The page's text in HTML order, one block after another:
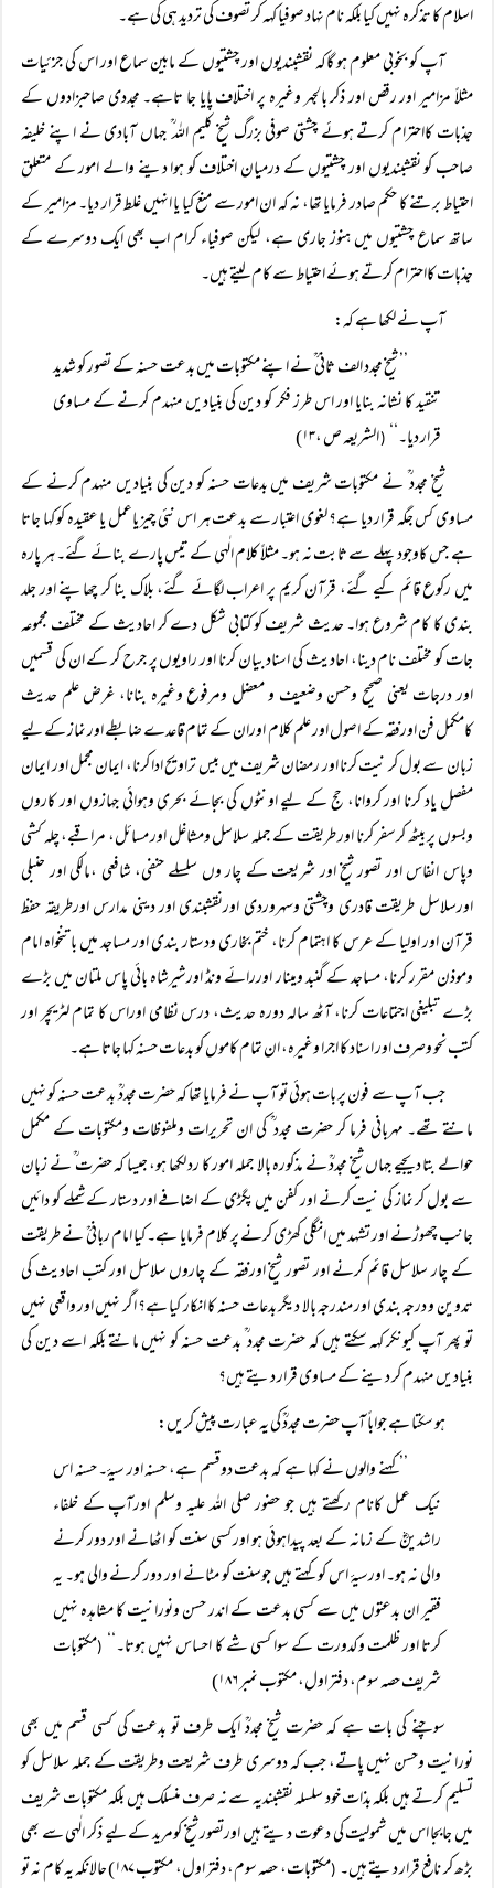
اسلام کا تذکرہ نہیں کیا بلکہ نام نہاد صوفیا کہہ کر تصوف کی تردید ہی کی ہے۔
آپ کو بخوبی معلوم ہو گاکہ نقشبندیوں اور چشتیوں کے مابین سماع اور اس کی جزئیات
مثلاً مزامیر اور رقص اور ذکر بالجہر وغیرہ پر اختلاف پایا جا تاہے۔ مجددی صاحبزادوں کے
جذبات کااحترام کرتے ہوئے چشتی صوفی بزرگ شیخ کلیم اللہ ؒ جہاں آبادی نے اپنے خلیفہ
صاحب کو نقشبندیوں اور چشتیوں کے درمیان اختلاف کو ہوا دینے والے امور کے متعلق
احتیاط برتنے کا حکم صادر فرمایا تھا، نہ کہ ان امور سے منع کیا یا انہیں غلط قرار دیا۔ مزامیر کے
ساتھ سماع چشتیوں میں ہنوز جاری ہے، لیکن صوفیاء کرام اب بھی ایک دوسرے کے
جذبات کااحترام کرتے ہوئے احتیاط سے کام لیتے ہیں۔
آپ نے لکھا ہے کہ:
’’ شیخ مجدد الف ثانی ؒ نے اپنے مکتوبات میں بدعت حسنہ کے تصور کو شدید
تنقید کا نشانہ بنایا اور اس طرز فکر کو دین کی بنیادیں منہدم کرنے کے مساوی
قرار دیا۔‘‘
(الشریعہ ص ،۱۳)
شیخ مجدد ؒ نے مکتوبات شریف میں بدعات حسنہ کو دین کی بنیادیں منہدم کرنے کے
مساوی کس جگہ قرار دیا ہے؟ لغوی اعتبار سے بدعت ہر اس نئی چیز یاعمل یا عقیدہ کو کہا جاتا
ہے جس کاوجود پہلے سے ثابت نہ ہو۔ مثلاً کلام الٰہی کے تیس پارے بنائے گئے۔ ہر پارہ
میں رکوع قائم کیے گئے، قرآن کریم پر اعراب لگائے گئے، بلاک بنا کر چھاپنے اور جلد
بندی کا کام شروع ہوا۔ حدیث شریف کو کتابی شکل دے کر احادیث کے مختلف مجموعہ
جات کو مختلف نام دینا، احادیث کی اسناد بیان کرنا اور راویوں پر جرح کر کے ان کی قسمیں
اور درجات یعنی صحیح وحسن وضعیف و معضل ومرفوع وغیرہ بنانا، غرض علم حدیث
کامکمل فن اورفقہ کے اصول اور علم کلام اوران کے تمام قاعدے ضابطے اور نماز کے لیے
زبان سے بول کر نیت کرنا اور رمضان شریف میں بیس تراویح ادا کرنا، ایمان مجمل اور ایمان
مفصل یاد کرنا اور کروانا، حج کے لیے اونٹوں کی بجائے بحری وہوائی جہازوں اور کاروں
وبسوں پر بیٹھ کرسفر کرنا اور طریقت کے جملہ سلاسل ومشاغل اور مسائل، مراقبے، چلہ کشی
وپاس انفاس اور تصور شیخ اور شریعت کے چار وں سلسلے حنفی، شافعی ،مالکی اور حنبلی
اورسلاسل طریقت قادری وچشتی وسہروردی اورنقشبندی اور دینی مدارس اورطریقہ حفظ
قرآن اور اولیا کے عرس کا اہتمام کرنا، ختم بخاری ودستار بندی اور مساجد میں با تنخواہ امام
وموذن مقرر کرنا، مساجد کے گنبد ومینار اوررائے ونڈ اورشیرشاہ بائی پاس ملتان میں بڑے
بڑے تبلیغی اجتماعات کرنا، آٹھ سالہ دورہ حدیث، درس نظامی اوراس کا تمام لٹریچر اور
کتب نحو وصرف اور اسناد کا اجرا وغیرہ، ان تمام کاموں کو بدعات حسنہ کہا جاتا ہے۔
جب آ پ سے فون پر بات ہوئی تو آ پ نے فرمایا تھا کہ حضرت مجددؒ بدعت حسنہ کو نہیں
مانتے تھے۔ مہربانی فرما کر حضرت مجدد ؒ کی ان تحریرات وملفوظات ومکتوبات کے مکمل
حوالے بتا دیجیے جہاں شیخ مجددؒ نے مذکورہ بالا جملہ امور کا رد لکھا ہو، جیسا کہ حضرت ؒ نے زبان
سے بول کر نماز کی نیت کرنے اور کفن میں پگڑی کے اضافے اور دستار کے شملے کو دائیں
جانب چھوڑنے اور تشہد میں انگلی کھڑی کرنے پر کلام فرمایا ہے۔ کیا امام ربانیؒ نے طریقت
کے چار سلاسل قائم کرنے اور تصور شیخ اورفقہ کے چاروں سلاسل اور کتب احادیث کی
تدوین و درجہ بندی اور مندرجہ بالا دیگر بدعات حسنہ کا انکار کیا ہے؟ اگر نہیں اور واقعی نہیں
تو پھر آپ کیونکر کہہ سکتے ہیں کہ حضرت مجدد ؒ بدعت حسنہ کو نہیں مانتے بلکہ اسے دین کی
بنیادیں منہدم کر دینے کے مساوی قرار دیتے ہیں؟
ہو سکتا ہے جواباً آپ حضرت مجددؒ کی یہ عبارت پیش کریں:
’’کہنے والوں نے کہا ہے کہ بدعت دوقسم ہے، حسنہ اور سیۂ۔ حسنہ اس
نیک عمل کانام رکھتے ہیں جو حضور صلی اللہ علیہ وسلم اورآپ کے خلفاء
راشدینؓ کے زمانہ کے بعد پیداہوئی ہو اور کسی سنت کو اٹھانے اور دور کرنے
والی نہ ہو۔ اورسیۂ اس کو کہتے ہیں جوسنت کو مٹانے اور دور کرنے والی ہو۔ یہ
فقیر ان بدعتوں میں سے کسی بدعت کے اندر حسن ونورانیت کا مشاہدہ نہیں
کرتا اور ظلمت وکدورت کے سوا کسی شے کا احساس نہیں ہوتا۔‘‘
(مکتوبات
شریف حصہ سوم، دفتر اول، مکتوب نمبر ۱۸۶)
سوچنے کی بات ہے کہ حضرت شیخ مجددؒ ایک طرف تو بدعت کی کسی قسم میں بھی
نورانیت وحسن نہیں پاتے، جب کہ دوسری طرف شریعت وطریقت کے جملہ سلاسل کو
تسلیم کرتے ہیں بلکہ بذات خود سلسلہ نقشبندیہ سے نہ صرف منسلک ہیں بلکہ مکتوبات شریف
میں جابجا اس میں شمولیت کی دعوت دیتے ہیں اورتصور شیخ کومرید کے لیے ذکر الٰہی سے بھی
بڑھ کر نافع قرار دیتے ہیں۔ ( مکتوبات، حصہ سوم، دفتر اول، مکتوب ۱۸۷) حالانکہ یہ کام نہ تو